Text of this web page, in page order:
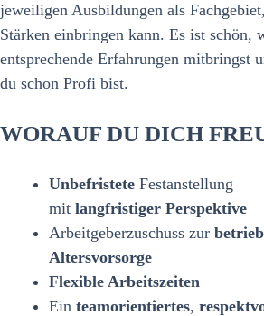
jeweiligen Ausbildungen als
Stärken einbringen kann. Es ist schön,
entsprechende Erfahrungen mitbringst
du schon Profi bist.
WORAUF DU DICH
Unbefristete Festanstellung
mit langfristiger Perspektive
Arbeitgeberzuschuss zur
Altersvorsorge
Flexible Arbeitszeiten
Ein teamorientiertes,